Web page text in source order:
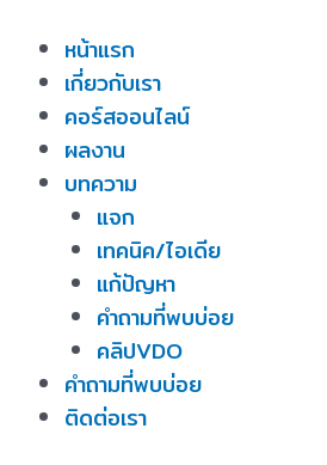
content
หน้าแรก
เกี่ยวกับเรา
คอร์สออนไลน์
ผลงาน
บทความ
แจก
เทคนิค/ไอเดีย
แก้ปัญหา
คำถามที่พบบ่อย
คลิปVDO
คำถามที่พบบ่อย
ติดต่อเรา